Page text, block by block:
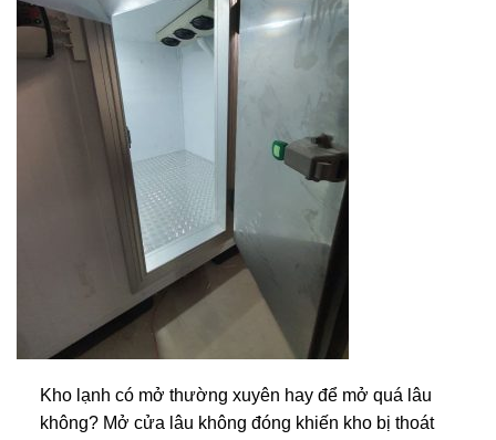
Kho lạnh có mở thường xuyên hay để mở quá lâu
không? Mở cửa lâu không đóng khiến kho bị thoát